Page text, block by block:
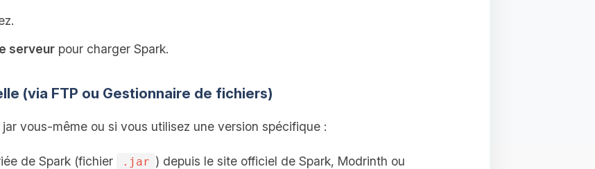
serveurpour charger Spark.
(via FTP ou Gestionnaire de fichiers)
vous-même ou si vous utilisez une version spécifique :
de Spark (fichier .jar ) depuis le site officiel de Spark, Modrinth ou